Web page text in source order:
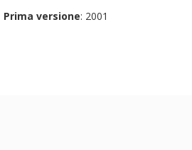
Prima versione: 2001